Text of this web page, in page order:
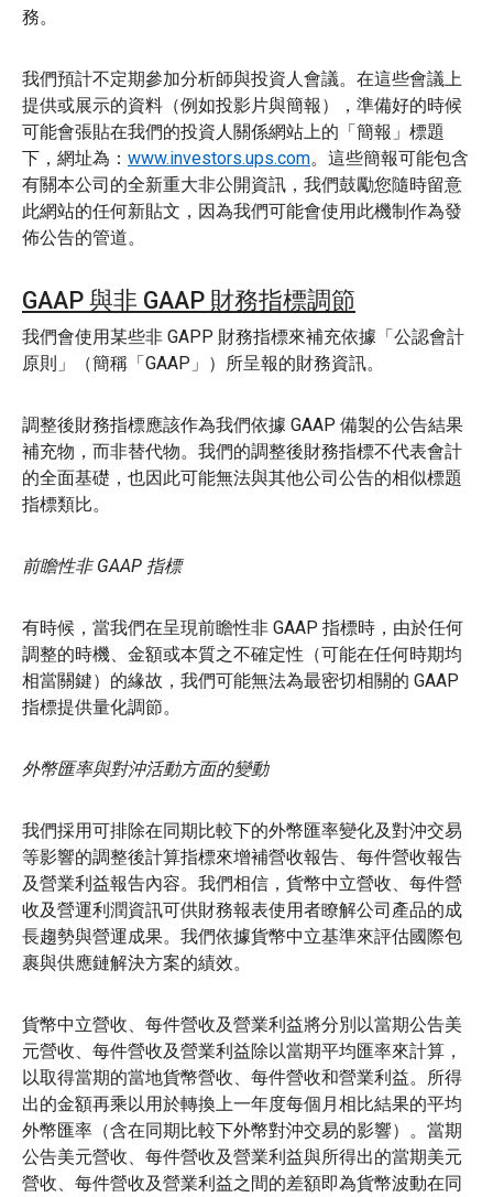
務。
我們預計不定期參加分析師與投資人會議。在這些會議上
提供或展示的資料（例如投影片與簡報），準備好的時候
可能會張貼在我們的投資人關係網站上的「簡報」標題
下，網址為： www.investors.ups.com。這些簡報可能包含
有關本公司的全新重大非公開資訊，我們鼓勵您隨時留意
此網站的任何新貼文，因為我們可能會使用此機制作為發
佈公告的管道。
GAAP 與非 GAAP 財務指標調節
我們會使用某些非 GAPP 財務指標來補充依據「公認會計
原則」（簡稱「GAAP」）所呈報的財務資訊。
調整後財務指標應該作為我們依據 GAAP 備製的公告結果
補充物，而非替代物。我們的調整後財務指標不代表會計
的全面基礎，也因此可能無法與其他公司公告的相似標題
指標類比。
前瞻性非 GAAP 指標
有時候，當我們在呈現前瞻性非 GAAP 指標時，由於任何
調整的時機、金額或本質之不確定性（可能在任何時期均
相當關鍵）的緣故，我們可能無法為最密切相關的 GAAP
指標提供量化調節。
外幣匯率與對沖活動方面的變動
我們採用可排除在同期比較下的外幣匯率變化及對沖交易
等影響的調整後計算指標來增補營收報告、每件營收報告
及營業利益報告內容。我們相信，貨幣中立營收、每件營
收及營運利潤資訊可供財務報表使用者瞭解公司產品的成
長趨勢與營運成果。我們依據貨幣中立基準來評估國際包
裹與供應鏈解決方案的績效。
貨幣中立營收、每件營收及營業利益將分別以當期公告美
元營收、每件營收及營業利益除以當期平均匯率來計算，
以取得當期的當地貨幣營收、每件營收和營業利益。所得
出的金額再乘以用於轉換上一年度每個月相比結果的平均
外幣匯率（含在同期比較下外幣對沖交易的影響）。當期
公告美元營收、每件營收及營業利益與所得出的當期美元
營收、每件營收及營業利益之間的差額即為貨幣波動在同